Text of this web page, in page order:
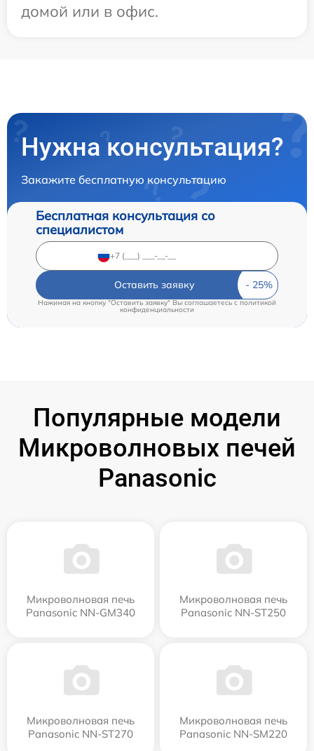
домой или в офис.
Нужна консультация?
Закажите бесплатную консультацию
Бесплатная консультация со
специалистом
Оставить заявку
Нажимая на кнопку "Оставить заявку" Вы соглашаетесь cполитикой
конфиденциальности
Популярные модели
Микроволновых печей
Panasonic
Микроволновая печь
Panasonic NN-GM340
Микроволновая печь
Panasonic NN-ST250
Микроволновая печь
Panasonic NN-ST270
Микроволновая печь
Panasonic NN-SM220